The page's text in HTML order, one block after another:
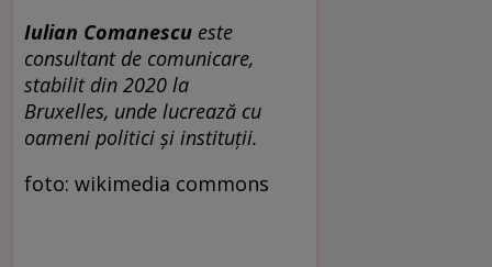
Iulian Comanescu este
consultant de comunicare,
stabilit din 2020 la
Bruxelles, unde lucrează cu
oameni politici și instituții.
foto: wikimedia commons